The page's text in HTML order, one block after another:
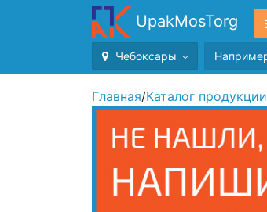
UpakMosTorg
Чебоксары
Главная/Каталог продукции